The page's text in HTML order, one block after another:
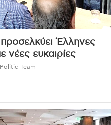
Έλληνες
νέες ευκαιρίες
Politic Team